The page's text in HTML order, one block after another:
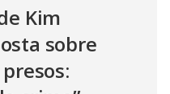
Kim
sobre